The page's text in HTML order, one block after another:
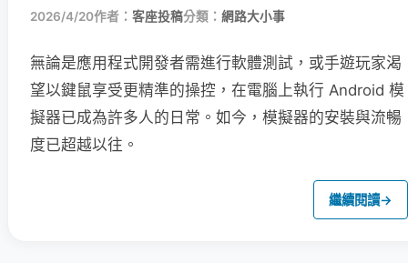
2026/4/20作者： 客座投稿分類： 網路大小事
無論是應用程式開發者需進行軟體測試，或手遊玩家渴
望以鍵鼠享受更精準的操控，在電腦上執行 Android 模
擬器已成為許多人的日常。如今，模擬器的安裝與流暢
度已超越以往。
繼續閱讀→